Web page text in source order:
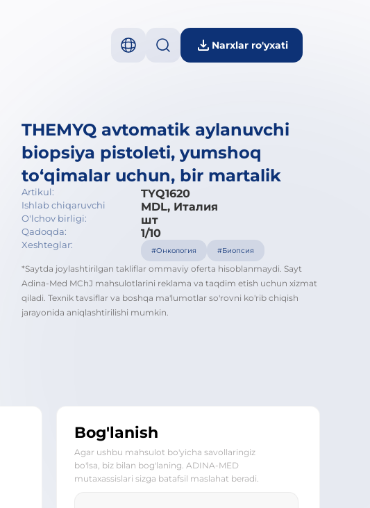
Narxlar ro'yxati
THEMYQ avtomatik aylanuvchi
biopsiya pistoleti, yumshoq
to‘qimalar uchun, bir martalik
Artikul: TYQ1620
Ishlab chiqaruvchi MDL, Италия
O'lchov birligi: шт
Qadoqda: 1/10
Xeshteglar:
#Онкология #Биопсия
*Saytda joylashtirilgan takliflar ommaviy oferta hisoblanmaydi. Sayt
Adina-Med MChJ mahsulotlarini reklama va taqdim etish uchun xizmat
qiladi. Texnik tavsiflar va boshqa ma'lumotlar so'rovni ko'rib chiqish
jarayonida aniqlashtirilishi mumkin.
Bog'lanish
Agar ushbu mahsulot bo'yicha savollaringiz
bo'lsa, biz bilan bog'laning. ADINA-MED
mutaxassislari sizga batafsil maslahat beradi.